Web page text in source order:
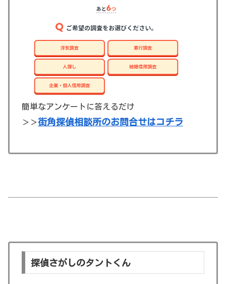
簡単なアンケートに答えるだけ
＞＞街角探偵相談所のお問合せはコチラ
探偵さがしのタントくん